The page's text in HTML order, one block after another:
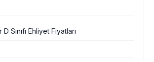
Sınıfı Ehliyet Fiyatları